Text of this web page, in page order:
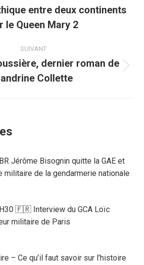
précédent
entre deux continents
le Queen Mary 2
SUIVANT
Article
suivant
dernier roman de
Collette
Jérôme Bisognin quitte la GAE et
militaire de la gendarmerie nationale
🇫🇷 Interview du GCA Loïc
militaire de Paris
– Ce qu’il faut savoir sur l’histoire